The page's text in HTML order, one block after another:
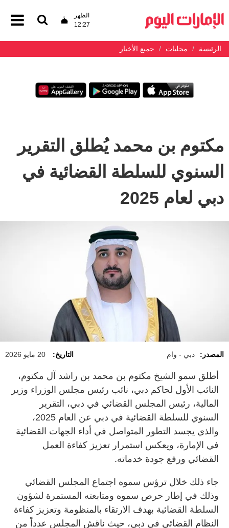
الظهر
12:27
الرئيسة محليات جميع الأخبار
مكتوم بن محمد يُطلق التقرير
السنوي للسلطة القضائية في
دبي لعام 2025
المصدر: دبي - وام التاريخ: 20 مايو 2026
أطلق سمو الشيخ مكتوم بن محمد بن راشد آل مكتوم،
النائب الأول لحاكم دبي، نائب رئيس مجلس الوزراء وزير
المالية، رئيس المجلس القضائي في دبي، التقرير
السنوي للسلطة القضائية في دبي عن العام 2025،
والذي يجسد التطور المتواصل في أداء الجهات القضائية
في الإمارة، ويعكس استمرار تعزيز كفاءة العمل
القضائي ورفع جودة خدماته.
جاء ذلك خلال ترؤس سموه اجتماع المجلس القضائي
وذلك في إطار حرص سموه ومتابعته المستمرة لشؤون
السلطة القضائية بهدف الارتقاء بالمنظومة وتعزيز كفاءة
النظام القضائي في دبي، حيث ناقش المجلس عدداً من